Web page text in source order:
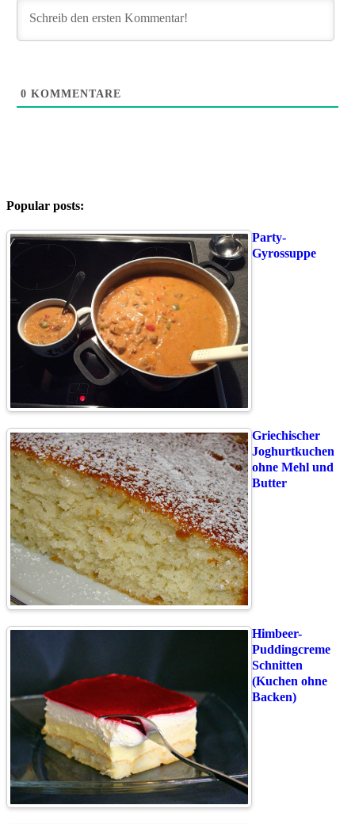
0 KOMMENTARE
Popular posts:
Party-
Gyrossuppe
Griechischer
Joghurtkuchen
ohne Mehl und
Butter
Himbeer-
Puddingcreme
Schnitten
(Kuchen ohne
Backen)